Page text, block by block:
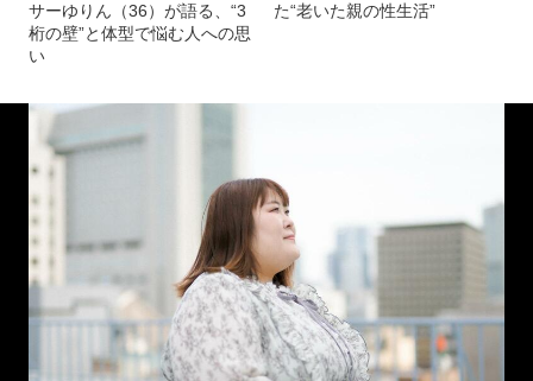
サーゆりん（36）が語る、“3
桁の壁”と体型で悩む人への思
い
た“老いた親の性生活”